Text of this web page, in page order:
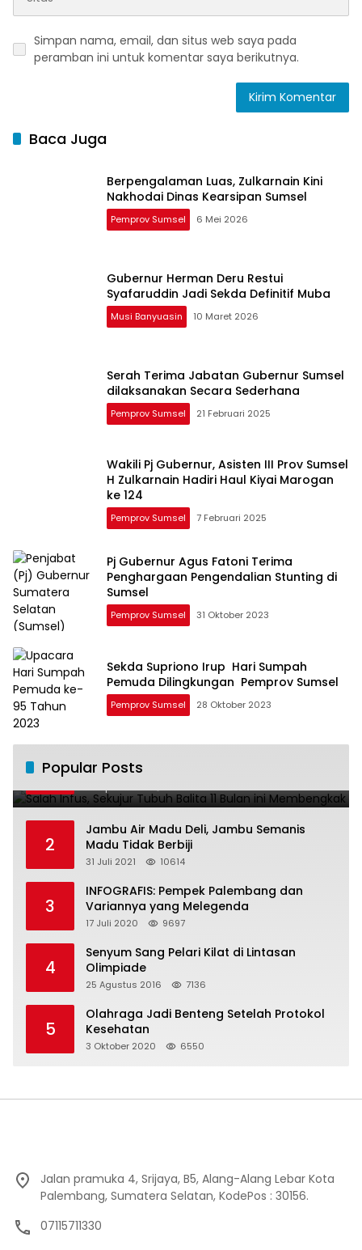
Simpan nama, email, dan situs web saya pada
peramban ini untuk komentar saya berikutnya.
Baca Juga
Berpengalaman Luas, Zulkarnain Kini
Nakhodai Dinas Kearsipan Sumsel
Pemprov Sumsel 6 Mei 2026
Gubernur Herman Deru Restui
Syafaruddin Jadi Sekda Definitif Muba
Musi Banyuasin 10 Maret 2026
Serah Terima Jabatan Gubernur Sumsel
dilaksanakan Secara Sederhana
Pemprov Sumsel 21 Februari 2025
Wakili Pj Gubernur, Asisten III Prov Sumsel
H Zulkarnain Hadiri Haul Kiyai Marogan
ke 124
Pemprov Sumsel 7 Februari 2025
Pj Gubernur Agus Fatoni Terima
Penghargaan Pengendalian Stunting di
Sumsel
Pemprov Sumsel 31 Oktober 2023
Sekda Supriono Irup Hari Sumpah
Pemuda Dilingkungan Pemprov Sumsel
Pemprov Sumsel 28 Oktober 2023
Popular Posts
1
ini Membengkak
2
Jambu Air Madu Deli, Jambu Semanis
Madu Tidak Berbiji
31 Juli 2021 10614
3
INFOGRAFIS: Pempek Palembang dan
Variannya yang Melegenda
17 Juli 2020 9697
4
Senyum Sang Pelari Kilat di Lintasan
Olimpiade
25 Agustus 2016 7136
5
Olahraga Jadi Benteng Setelah Protokol
Kesehatan
3 Oktober 2020 6550
Jalan pramuka 4, Srijaya, B5, Alang-Alang Lebar Kota
Palembang, Sumatera Selatan, KodePos : 30156.
07115711330